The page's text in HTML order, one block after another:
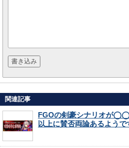
関連記事
FGOの剣豪シナリオが
以上に賛否両論あるようで